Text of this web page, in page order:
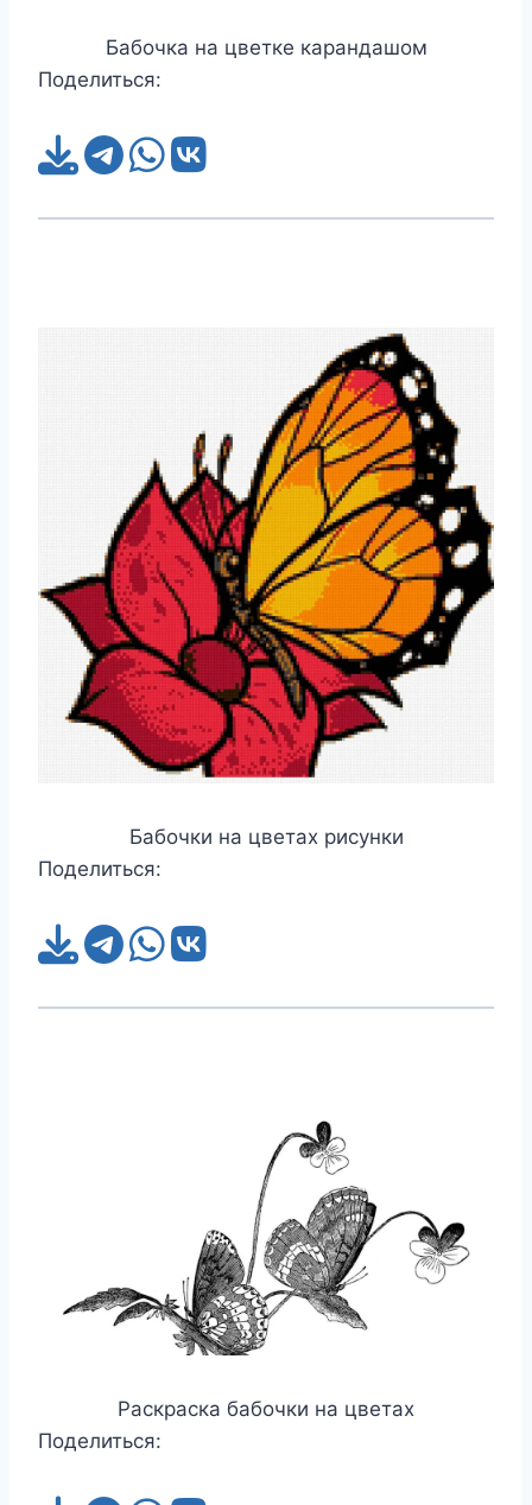
Бабочка на цветке карандашом
Поделиться:
Бабочки на цветах рисунки
Поделиться:
Раскраска бабочки на цветах
Поделиться: